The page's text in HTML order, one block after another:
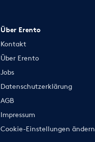
Über Erento
Kontakt
Über Erento
Jobs
Datenschutzerklärung
AGB
Impressum
Cookie-Einstellungen ändern